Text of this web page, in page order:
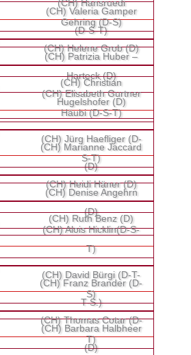
(CH) Valeria Gamper
(D-S-T)
(CH) Hansruedi
Gehring (D-S)
(CH) Patrizia Huber –
Harteck (D)
(CH) Helene Grob (D)
(CH) Christian
Hugelshofer (D)
(CH) Elisabeth Gurtner
Häubi (D-S-T)
(CH) Marianne Jaccard
(D)
(CH) Jürg Haefliger (D-
S-T)
(CH) Denise Angehrn
(D)
(CH) Heidi Häner (D)
(CH) Ruth Benz (D)
(CH) Alois Hicklin(D-S-
T)
(CH) Franz Brander (D-
T-S.)
(CH) David Bürgi (D-T-
S)
(CH) Barbara Halbheer
(D)
(CH) Thomas Cotar (D-
T)